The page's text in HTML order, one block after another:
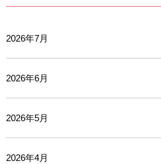
2026年7月
2026年6月
2026年5月
2026年4月